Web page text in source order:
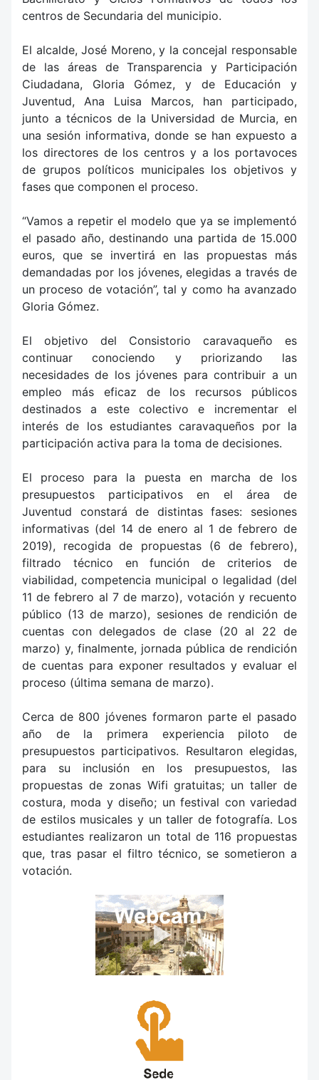
centros de Secundaria del municipio.
El alcalde, José Moreno, y la concejal responsable
de las áreas de Transparencia y Participación
Ciudadana, Gloria Gómez, y de Educación y
Juventud, Ana Luisa Marcos, han participado,
junto a técnicos de la Universidad de Murcia, en
una sesión informativa, donde se han expuesto a
los directores de los centros y a los portavoces
de grupos políticos municipales los objetivos y
fases que componen el proceso.
“Vamos a repetir el modelo que ya se implementó
el pasado año, destinando una partida de 15.000
euros, que se invertirá en las propuestas más
demandadas por los jóvenes, elegidas a través de
un proceso de votación”, tal y como ha avanzado
Gloria Gómez.
El objetivo del Consistorio caravaqueño es
continuar conociendo y priorizando las
necesidades de los jóvenes para contribuir a un
empleo más eficaz de los recursos públicos
destinados a este colectivo e incrementar el
interés de los estudiantes caravaqueños por la
participación activa para la toma de decisiones.
El proceso para la puesta en marcha de los
presupuestos participativos en el área de
Juventud constará de distintas fases: sesiones
informativas (del 14 de enero al 1 de febrero de
2019), recogida de propuestas (6 de febrero),
filtrado técnico en función de criterios de
viabilidad, competencia municipal o legalidad (del
11 de febrero al 7 de marzo), votación y recuento
público (13 de marzo), sesiones de rendición de
cuentas con delegados de clase (20 al 22 de
marzo) y, finalmente, jornada pública de rendición
de cuentas para exponer resultados y evaluar el
proceso (última semana de marzo).
Cerca de 800 jóvenes formaron parte el pasado
año de la primera experiencia piloto de
presupuestos participativos. Resultaron elegidas,
para su inclusión en los presupuestos, las
propuestas de zonas Wifi gratuitas; un taller de
costura, moda y diseño; un festival con variedad
de estilos musicales y un taller de fotografía. Los
estudiantes realizaron un total de 116 propuestas
que, tras pasar el filtro técnico, se sometieron a
votación.